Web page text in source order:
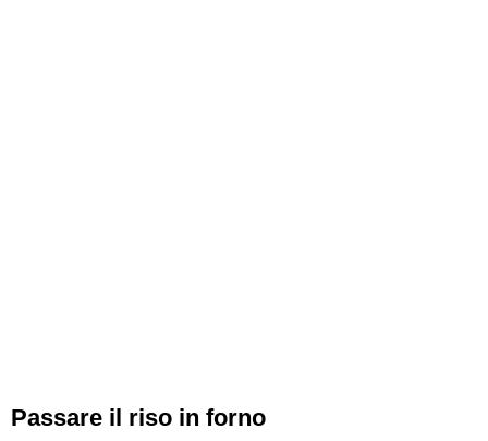
Passare il riso in forno